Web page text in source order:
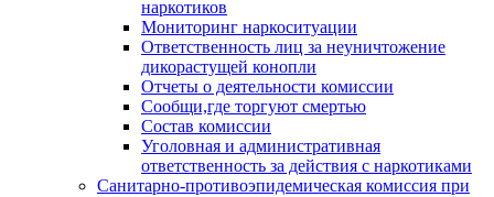
наркотиков
Мониторинг наркоситуации
Ответственность лиц за неуничтожение
дикорастущей конопли
Отчеты о деятельности комиссии
Сообщи,где торгуют смертью
Состав комиссии
Уголовная и административная
ответственность за действия с наркотиками
Санитарно-противоэпидемическая комиссия при